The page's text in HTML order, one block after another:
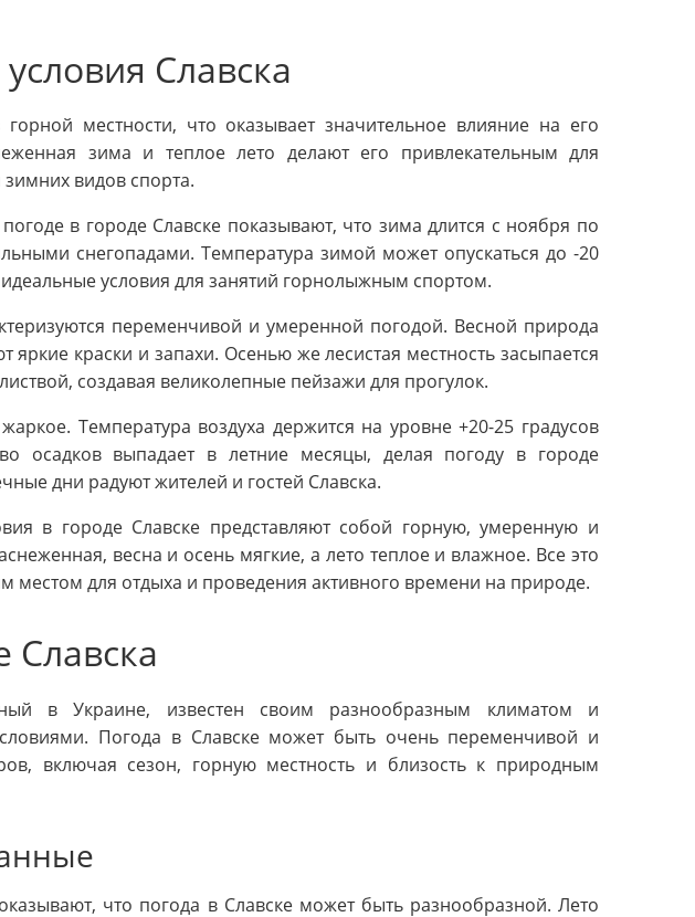
Славска
местности, что оказывает значительное влияние на его
зима и теплое лето делают его привлекательным для
видов спорта.
в городе Славске показывают, что зима длится с ноября по
снегопадами. Температура зимой может опускаться до -20
идеальные условия для занятий горнолыжным спортом.
переменчивой и умеренной погодой. Весной природа
яркие краски и запахи. Осенью же лесистая местность засыпается
создавая великолепные пейзажи для прогулок.
Температура воздуха держится на уровне +20-25 градусов
осадков выпадает в летние месяцы, делая погоду в городе
дни радуют жителей и гостей Славска.
в городе Славске представляют собой горную, умеренную и
весна и осень мягкие, а лето теплое и влажное. Все это
местом для отдыха и проведения активного времени на природе.
Славска
в Украине, известен своим разнообразным климатом и
Погода в Славске может быть очень переменчивой и
включая сезон, горную местность и близость к природным
что погода в Славске может быть разнообразной. Лето